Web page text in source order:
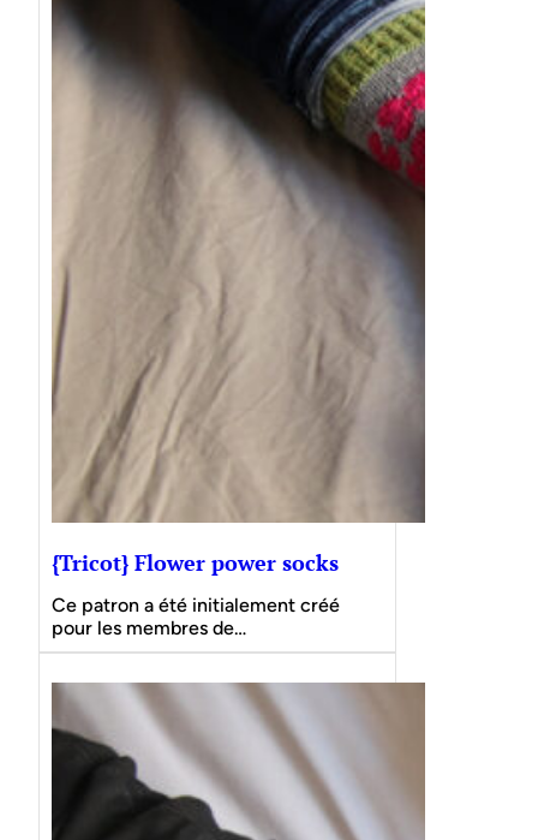
{Tricot} Flower power socks
Ce patron a été initialement créé
pour les membres de…